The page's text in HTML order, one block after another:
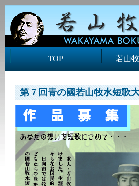
TOP 若山
第７回青の國若山牧水短歌